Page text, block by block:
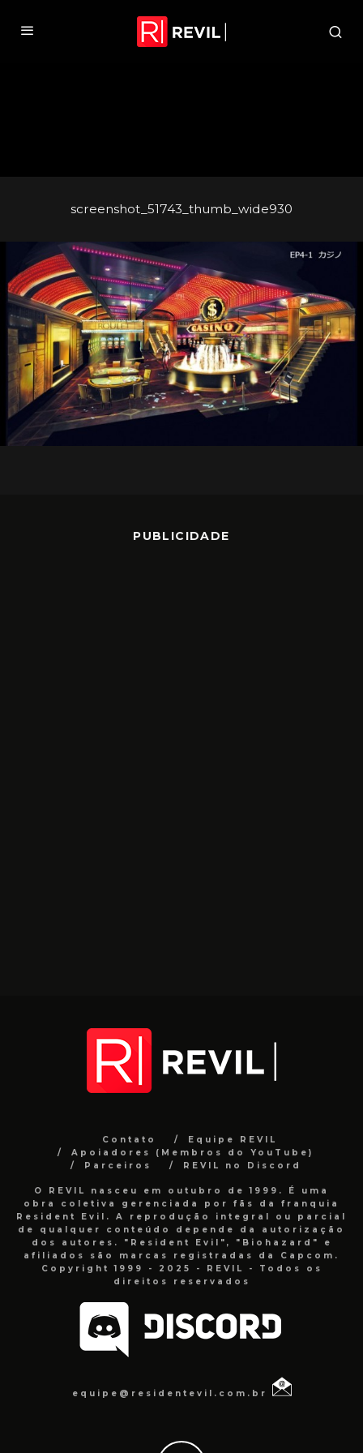
screenshot_51743_thumb_wide930
PUBLICIDADE
Contato
Equipe REVIL
Apoiadores (Membros do YouTube)
Parceiros
REVIL no Discord
O REVIL nasceu em outubro de 1999. É uma
obra coletiva gerenciada por fãs da franquia
Resident Evil. A reprodução integral ou parcial
de qualquer conteúdo depende da autorização
dos autores. "Resident Evil", "Biohazard" e
afiliados são marcas registradas da Capcom.
Copyright 1999 - 2025 - REVIL - Todos os
direitos reservados
equipe@residentevil.com.br